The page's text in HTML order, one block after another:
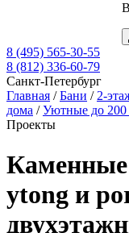
8 (495) 565-30-55
8 (812) 336-60-79
Санкт-Петербург
Главная /Бани / 2-
дома /Уютные до 200
Проекты
Каменные
ytong и